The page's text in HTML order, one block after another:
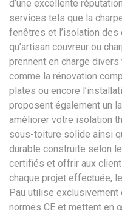
d’une excellente
services tels que la
fenêtres et l’isolation des
qu’artisan couvreur ou
prennent en charge
comme la rénovation
plates ou encore
proposent également un
améliorer votre isolation
sous-toiture solide ainsi
durable construite selon
certifiés et offrir aux
chaque projet effectuée,
Pau utilise
normes CE et mettent en